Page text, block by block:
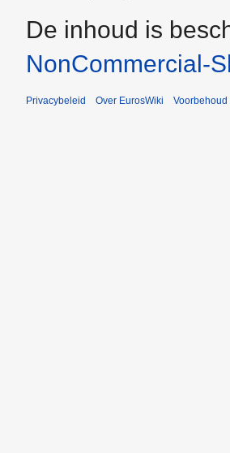
De inhoud is
NonCommercial-
Privacybeleid Over EurosWiki Voorbehoud